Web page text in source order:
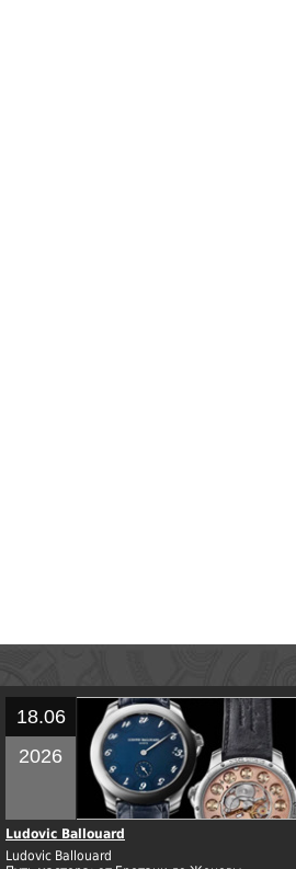
18.06
2026
Ludovic Ballouard
Ludovic Ballouard